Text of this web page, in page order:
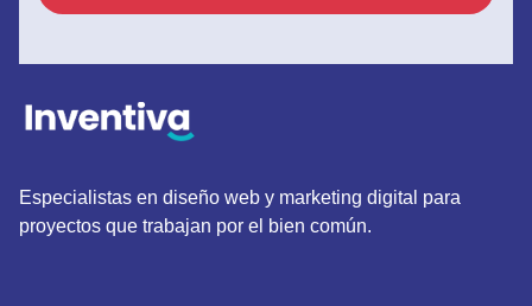
Especialistas en diseño web y marketing digital para
proyectos que trabajan por el bien común.